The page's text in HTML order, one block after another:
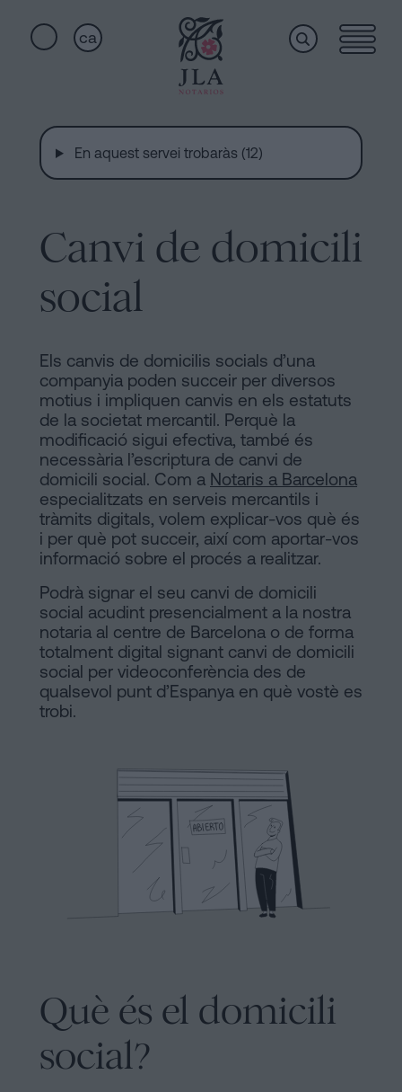
ca
Home
Serveis
Qui
som
Instal·lacions
Notaria
en
línia
Blog
Contactar
Avis
Legal
Avis
ràpids
a
Barcelona
Notaria
una
Herència
a
Barcelona
Contracte
de
Compravenda
d’Inmmoble
Barcelona
Hipoteques
Dissolució
de
parella
Barcelona
Tramitar
una
herència
En aquest servei trobaràs (12)
Canvi de domicili
social
Els canvis de domicilis socials d’una
companyia poden succeir per diversos
motius i impliquen canvis en els estatuts
de la societat mercantil. Perquè la
modificació sigui efectiva, també és
necessària l’escriptura de canvi de
domicili social. Com a Notaris a Barcelona
especialitzats en serveis mercantils i
tràmits digitals, volem explicar-vos què és
i per què pot succeir, així com aportar-vos
informació sobre el procés a realitzar.
Podrà signar el seu canvi de domicili
social acudint presencialment a la nostra
notaria al centre de Barcelona o de forma
totalment digital signant canvi de domicili
social per videoconferència des de
qualsevol punt d’Espanya en què vostè es
trobi.
Què és el domicili
social?